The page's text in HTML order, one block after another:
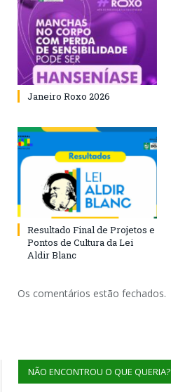
Janeiro Roxo 2026
Resultado Final de Projetos e
Pontos de Cultura da Lei
Aldir Blanc
Os comentários estão fechados.
NÃO ENCONTROU O QUE QUERIA?